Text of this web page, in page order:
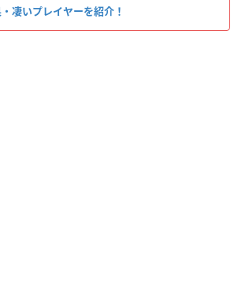
凄いプレイヤーを紹介！